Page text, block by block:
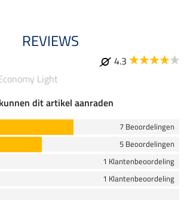
REVIEWS
4.3
Light
dit artikel aanraden
7 Beoordelingen
5 Beoordelingen
1 Klantenbeoordeling
1 Klantenbeoordeling